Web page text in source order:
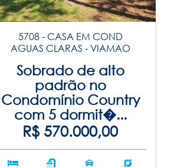
5708 - CASA EM COND
AGUAS CLARAS - VIAMAO
Sobrado de alto
padrão no
Condomínio Country
com 5 dormit�...
R$ 570.000,00